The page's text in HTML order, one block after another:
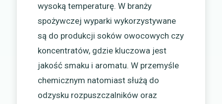
wysoką temperaturę. W branży
spożywczej wyparki wykorzystywane
są do produkcji soków owocowych czy
koncentratów, gdzie kluczowa jest
jakość smaku i aromatu. W przemyśle
chemicznym natomiast służą do
odzysku rozpuszczalników oraz